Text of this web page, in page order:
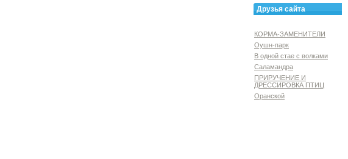
Друзья сайта
КОРМА-ЗАМЕНИТЕЛИ
Оушн-парк
В одной стае с волками
Саламандра
ПРИРУЧЕНИЕ И
ДРЕССИРОВКА ПТИЦ
Оранской